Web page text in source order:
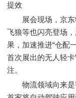
提效
展会现场，京东
飞狼等也闪亮登场
果，加速推进“仓配
首次展出的无人轻
注。
物流领域向来是